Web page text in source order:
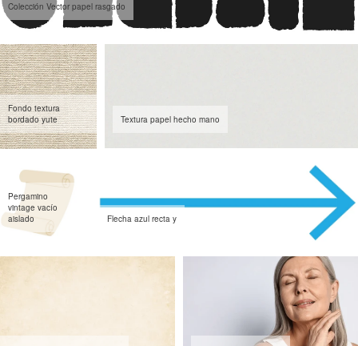
Colección Vector papel rasgado
Fondo textura
bordado yute
Textura papel hecho mano
Pergamino
vintage vacío
aislado
Flecha azul recta y